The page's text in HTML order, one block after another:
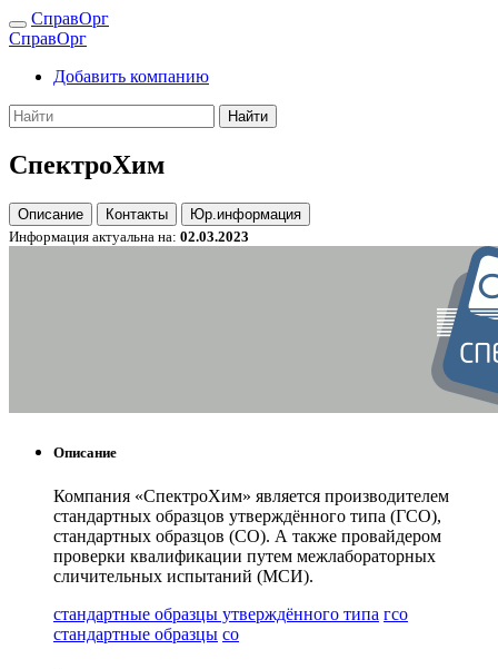
СправОрг
СправОрг
Добавить компанию
Найти
СпектроХим
Описание Контакты
Юр.информация
Информация актуальна на: 02.03.2023
Описание
Компания «СпектроХим» является производителем
стандартных образцов утверждённого типа (ГСО),
стандартных образцов (СО). А также провайдером
проверки квалификации путем межлабораторных
сличительных испытаний (МСИ).
стандартные образцы утверждённого типа гсо
стандартные образцы со